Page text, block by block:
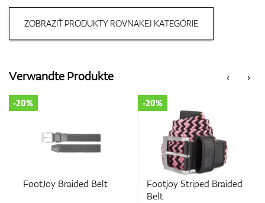
Bags
Entfernungsmesser & GPS
ZOBRAZIŤ PRODUKTY ROVNAKEJ KATEGÓRIE
‹
Verwandte Produkte ›
FootJoy Braided Belt
-20%
Footjoy Striped Braided
Belt
-20%